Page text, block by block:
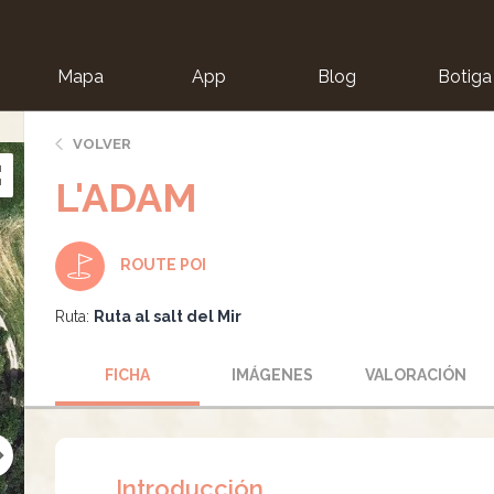
Mapa App Blog Botiga
VOLVER
L'ADAM
ROUTE POI
Ruta: Ruta al salt del Mir
FICHA IMÁGENES VALORACIÓN